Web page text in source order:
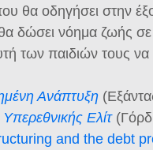
θα οδηγήσει στην
δώσει νόημα ζωής
των παιδιών τους να
Ανάπτυξη
Ελίτ
and the debt